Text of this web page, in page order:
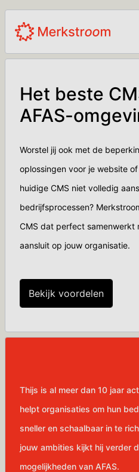
Het beste
AFAS-
Worstel jij ook met de
oplossingen voor je website
huidige CMS niet volledig
bedrijfsprocessen?
CMS dat perfect samenwerkt
aansluit op jouw organisatie.
Bekijk voordelen
Thijs is al meer dan 10 jaar
helpt organisaties om hun
sneller en schaalbaar in te
jouw ambities kijkt hij verder
mogelijkheden van AFAS.